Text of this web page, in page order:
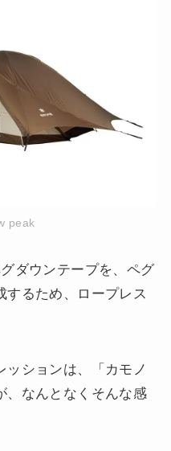
peak
ダウンテープを、ペグ
するため、ロープレス
ッションは、「カモノ
、なんとなくそんな感